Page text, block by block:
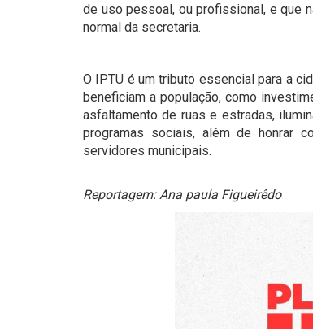
de uso pessoal, ou profissional, e que
normal da secretaria.
O IPTU é um tributo essencial para a
beneficiam a população, como
asfaltamento de ruas e estradas,
programas sociais, além de honrar
servidores municipais.
Reportagem: Ana paula Figueirêdo